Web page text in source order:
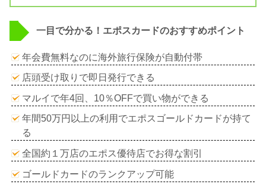
一目で分かる！エポスカードのおすすめポイント
年会費無料なのに海外旅行保険が自動付帯
店頭受け取りで即日発行できる
マルイで年4回、10％OFFで買い物ができる
年間50万円以上の利用でエポスゴールドカードが持て
る
全国約１万店のエポス優待店でお得な割引
ゴールドカードのランクアップ可能